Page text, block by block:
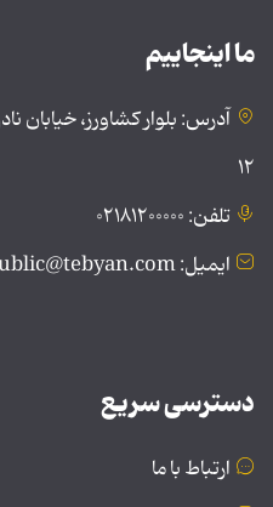
ما اینجاییم
آدرس: بلوار کشاورز،
۱۲
تلفن: ۰۲۱۸۱۲۰۰۰۰۰
ایمیل: public@tebyan.com
دسترسی سریع
ارتباط با ما